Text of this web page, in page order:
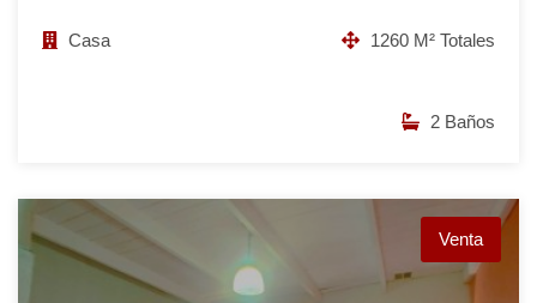
Casa 1260 M² Totales
2 Baños
Venta